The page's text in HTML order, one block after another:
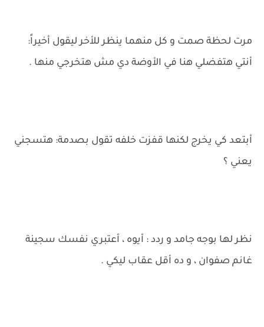
مرت لحظة صمت و كل منهما ينظر للأخر ليقول أخيراً:
أنتي هتفضلي هنا في الأوضة دي مش هتخرجي منها .
أبتعد كي يخرج لكنها قفزت خلفه تقول بصدمة: هتسجني
يعني ؟
نظر لها بوجه جامد و ردد : أيوه ، أعتبري نفسك سجينة
غانم صفوان ، و ده أقل عقاب ليكي .